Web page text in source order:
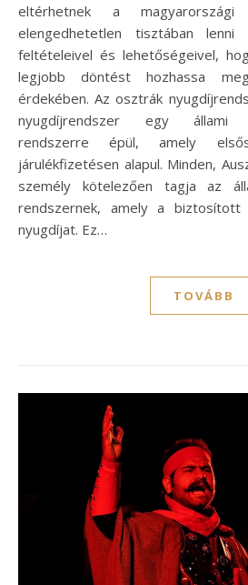
eltérhetnek a
elengedhetetlen tisztában lenni
feltételeivel és lehetőségeivel,
legjobb döntést hozhassa
érdekében. Az osztrák
nyugdíjrendszer egy állami
rendszerre épül, amely
járulékfizetésen alapul. Minden,
személy kötelezően tagja az
rendszernek, amely a biztosított
nyugdíjat. Ez…
TOVÁBB